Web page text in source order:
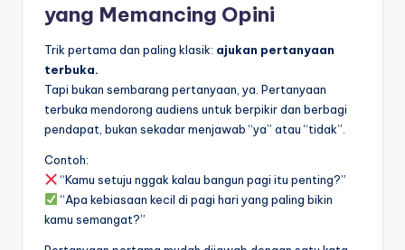
yang Memancing Opini
Trik pertama dan paling klasik: ajukan pertanyaan
terbuka.
Tapi bukan sembarang pertanyaan, ya. Pertanyaan
terbuka mendorong audiens untuk berpikir dan berbagi
pendapat, bukan sekadar menjawab “ya” atau “tidak”.
Contoh:
“Kamu setuju nggak kalau bangun pagi itu penting?”
“Apa kebiasaan kecil di pagi hari yang paling bikin
kamu semangat?”